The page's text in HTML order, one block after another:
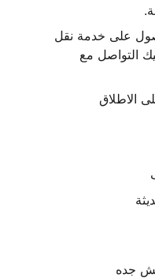
على خدمة نقل
التواصل مع
الاطلاق
جده